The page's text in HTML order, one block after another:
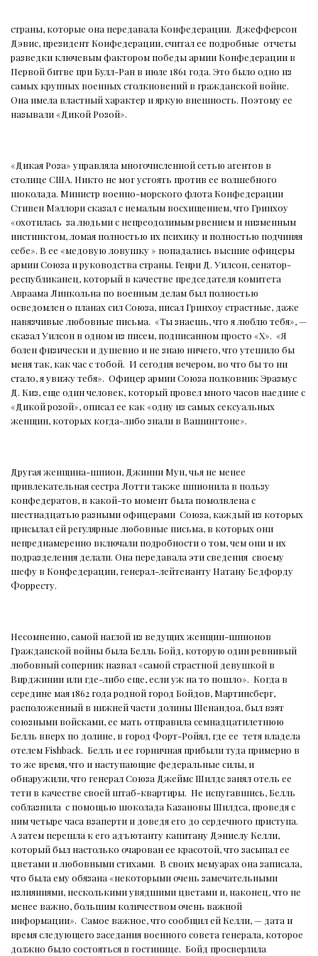
страны, которые она передавала Конфедерации. Джефферсон
Дэвис, президент Конфедерации, считал ее подробные отчеты
разведки ключевым фактором победы армии Конфедерации в
Первой битве при Булл-Ран в июле 1861 года. Это было одно из
самых крупных военных столкновений в гражданской войне.
Она имела властный характер и яркую внешность. Поэтому ее
называли «Дикой Розой».
«Дикая Роза» управляла многочисленной сетью агентов в
столице США. Никто не мог устоять против ее волшебного
шоколада. Министр военно-морского флота Конфедерации
Стивен Мэллори сказал с немалым восхищением, что Гринхоу
«охотилась за людьми с непреодолимым рвением и низменным
инстинктом, ломая полностью их психику и полностью подчиняя
себе». В ее «медовую ловушку » попадались высшие офицеры
армии Союза и руководства страны. Генри Д. Уилсон, сенатор-
республиканец, который в качестве председателя комитета
Авраама Линкольна по военным делам был полностью
осведомлен о планах сил Союза, писал Гринхоу страстные, даже
навязчивые любовные письма. «Ты знаешь, что я люблю тебя», —
сказал Уилсон в одном из писем, подписанном просто «Х». «Я
болен физически и душевно и не знаю ничего, что утешило бы
меня так, как час с тобой. И сегодня вечером, во что бы то ни
стало, я увижу тебя». Офицер армии Союза полковник Эразмус
Д. Киз, еще один человек, который провел много часов наедине с
«Дикой розой», описал ее как «одну из самых сексуальных
женщин, которых когда-либо знали в Вашингтоне».
Другая женщина-шпион, Джинни Мун, чья не менее
привлекательная сестра Лотти также шпионила в пользу
конфедератов, в какой-то момент была помолвлена ​​с
шестнадцатью разными офицерами Союза, каждый из которых
присылал ей регулярные любовные письма, в которых они
непреднамеренно включали подробности о том, чем они и их
подразделения делали. Она передавала эти сведения своему
шефу в Конфедерации, генерал-лейтенанту Натану Бедфорду
Форресту.
Несомненно, самой наглой из ведущих женщин-шпионов
Гражданской войны была Белль Бойд, которую один ревнивый
любовный соперник назвал «самой страстной девушкой в ​​
Вирджинии или где-либо еще, если уж на то пошло». Когда в
середине мая 1862 года родной город Бойдов, Мартинсберг,
расположенный в нижней части долины Шенандоа, был взят
союзными войсками, ее мать отправила семнадцатилетнюю
Белль вверх по долине, в город Форт-Ройял, где ее тетя владела
отелем Fishback. Белль и ее горничная прибыли туда примерно в
то же время, что и наступающие федеральные силы, и
обнаружили, что генерал Союза Джеймс Шилдс занял отель ее
тети в качестве своей штаб-квартиры. Не испугавшись, Белль
соблазнила с помощью шоколада Казановы Шилдса, проведя с
ним четыре часа взаперти и доведя его до сердечного приступа.
А затем перешла к его адъютанту капитану Дэниелу Келли,
который был настолько очарован ее красотой, что засыпал ее
цветами и любовными стихами. В своих мемуарах она записала,
что была ему обязана «некоторыми очень замечательными
излияниями, несколькими увядшими цветами и, наконец, что не
менее важно, большим количеством очень важной
информации». Самое важное, что сообщил ей Келли, — дата и
время следующего заседания военного совета генерала, которое
должно было состояться в гостинице. Бойд просверлила